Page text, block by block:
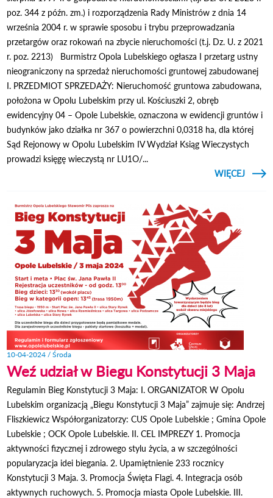
poz. 344 z późn. zm.) i rozporządzenia Rady Ministrów z dnia 14
września 2004 r. w sprawie sposobu i trybu przeprowadzania
przetargów oraz rokowań na zbycie nieruchomości (t.j. Dz. U. z 2021
r. poz. 2213) Burmistrz Opola Lubelskiego ogłasza I przetarg ustny
nieograniczony na sprzedaż nieruchomości gruntowej zabudowanej
I. PRZEDMIOT SPRZEDAŻY: Nieruchomość gruntowa zabudowana,
położona w Opolu Lubelskim przy ul. Kościuszki 2, obręb
ewidencyjny 04 – Opole Lubelskie, oznaczona w ewidencji gruntów i
budynków jako działka nr 367 o powierzchni 0,0318 ha, dla której
Sąd Rejonowy w Opolu Lubelskim IV Wydział Ksiąg Wieczystych
prowadzi księgę wieczystą nr LU1O/...
CZYTAJ
WIĘCEJ
10-04-2024 / Środa
Weź udział w Biegu Konstytucji 3 Maja
Regulamin Bieg Konstytucji 3 Maja: I. ORGANIZATOR W Opolu
Lubelskim organizacją „Biegu Konstytucji 3 Maja” zajmuje się: Andrzej
Fliszkiewicz Współorganizatorzy: CUS Opole Lubelskie ; Gmina Opole
Lubelskie ; OCK Opole Lubelskie. II. CEL IMPREZY 1. Promocja
aktywności fizycznej i zdrowego stylu życia, a w szczególności
popularyzacja idei biegania. 2. Upamiętnienie 233 rocznicy
Konstytucji 3 Maja. 3. Promocja Święta Flagi. 4. Integracja osób
aktywnych ruchowych. 5. Promocja miasta Opole Lubelskie. III.